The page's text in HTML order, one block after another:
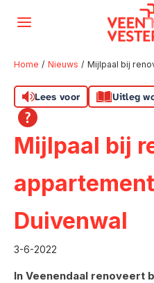
Naar hoofdinhoud
Naar hoofdnavigatiemenu
Naar zoeken
Naar de
Ga naar Hoofd
Home Nieuws Mijlpaal bij
Lees voor Uitleg
Mijlpaal bij
Duivenwal
3-6-2022
In Veenendaal renoveert